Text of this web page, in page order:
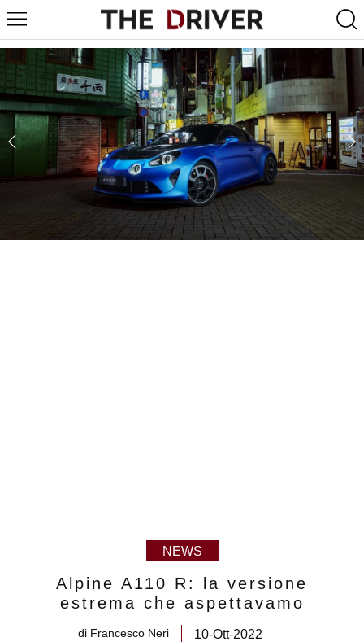
NEWS
Alpine A110 R: la versione
estrema che aspettavamo
di Francesco Neri 10-Ott-2022